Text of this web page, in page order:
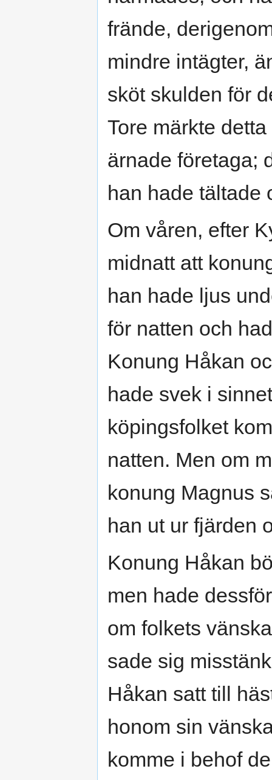
frände,
mindre intägter,
sköt skulden för
Tore märkte
ärnade företaga;
han hade tältade
Om våren, efter
midnatt att
han hade ljus
för natten och
Konung Håkan
hade svek i
köpingsfolket
natten. Men om
konung Magnus
han ut ur fjärden
Konung Håkan
men hade
om folkets
sade sig
Håkan satt till
honom sin
komme i behof